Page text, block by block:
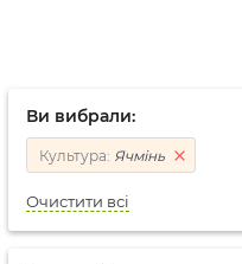
Ви вибрали:
Культура: Ячмінь
Очистити всі